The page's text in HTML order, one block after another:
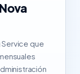
Service que